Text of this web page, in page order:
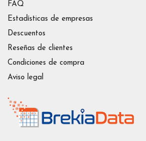
FAQ
Estadísticas de empresas
Descuentos
Reseñas de clientes
Condiciones de compra
Aviso legal